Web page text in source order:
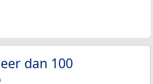
dan 100